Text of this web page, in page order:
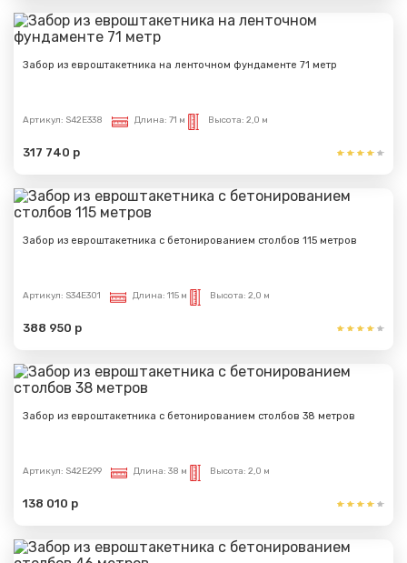
Забор из евроштакетника на ленточном фундаменте 71 метр
Артикул: S42E338 Длина: 71 м Высота: 2,0 м
317 740 р
Забор из евроштакетника с бетонированием столбов 115 метров
Артикул: S34E301 Длина: 115 м Высота: 2,0 м
388 950 р
Забор из евроштакетника с бетонированием столбов 38 метров
Артикул: S42E299 Длина: 38 м Высота: 2,0 м
138 010 р
отправлено
Вами.